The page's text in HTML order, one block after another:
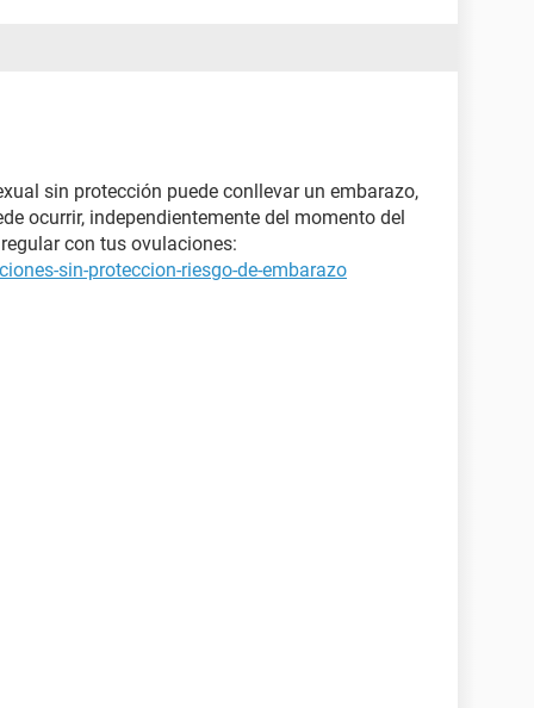
sin protección puede conllevar un embarazo,
ocurrir, independientemente del momento del
con tus ovulaciones:
sin-proteccion-riesgo-de-embarazo